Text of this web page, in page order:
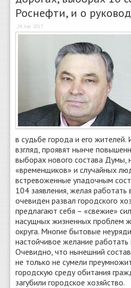
Погода
Роснефти, и о
24 Авг 2017
в судьбе города и его жителей.
взгляд, проявят нынче
выборах нового состава Думы,
«временщиков» и случайных
встревоженные упадочным
104 заявления, желая
очевиден развал городского
предлагают себя – «свежие»
насущных жизненных проблем
округа. Многие бытовые
настойчивое желание
Очевидно, что нынешний
не только не сумели
городскую среду обитания
загубили городское хозяйство.